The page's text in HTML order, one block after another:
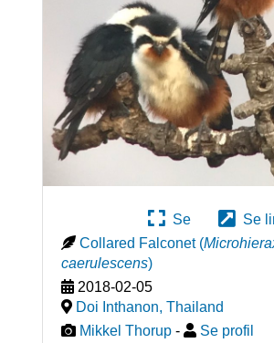
Se
Se
Collared Falconet (
caerulescens)
2018-02-05
Doi Inthanon, Thailand
Mikkel Thorup - Se profil